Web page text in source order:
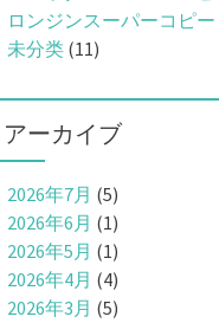
ロンジンスーパーコピー
未分类 (11)
アーカイブ
2026年7月 (5)
2026年6月 (1)
2026年5月 (1)
2026年4月 (4)
2026年3月 (5)